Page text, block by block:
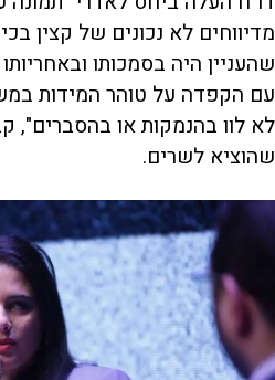
מדיווחים לא נכונים של קצין
שהעניין היה בסמכותו
עם הקפדה על טוהר המידות
לא לוו בהנמקות או בהסברים",
שהוציא לשרים.